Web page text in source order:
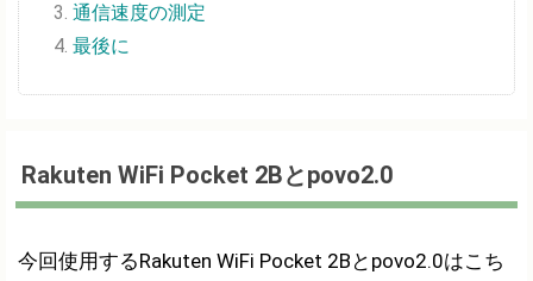
通信速度の測定
最後に
Rakuten WiFi Pocket 2Bとpovo2.0
今回使用するRakuten WiFi Pocket 2Bとpovo2.0はこち